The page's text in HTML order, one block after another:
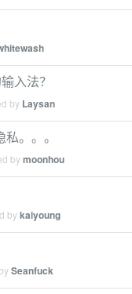
入法？
by Laysan
。。。
bymoonhou
bykaiyoung
Seanfuck